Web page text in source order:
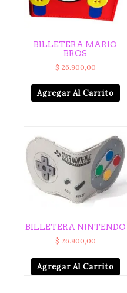
BILLETERA MARIO
BROS
$ 26.900,00
Agregar Al Carrito
BILLETERA NINTENDO
$ 26.900,00
Agregar Al Carrito